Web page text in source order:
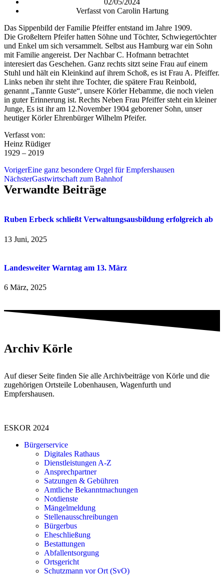
02/05/2024
Verfasst von Carolin Hartung
Das Sippenbild der Familie Pfeiffer entstand im Jahre 1909.
Die Großeltern Pfeifer hatten Söhne und Töchter, Schwiegertöchter
und Enkel um sich versammelt. Selbst aus Hamburg war ein Sohn
mit Familie angereist. Der Nachbar C. Hofmann betrachtet
interesiert das Geschehen. Ganz rechts sitzt seine Frau auf einem
Stuhl und hält ein Kleinkind auf ihrem Schoß, es ist Frau A. Pfeiffer.
Links neben ihr steht ihre Tochter, die spätere Frau Reinbold,
genannt „Tannte Guste“, unsere Körler Hebamme, die noch vielen
in guter Erinnerung ist. Rechts Neben Frau Pfeiffer steht ein kleiner
Junge, Es ist ihr am 12.November 1904 geborener Sohn, unser
heutiger Körler Ehrenbürger Wilhelm Pfeifer.
Verfasst von:
Heinz Rüdiger
1929 – 2019
VorigerEine ganz besondere Orgel für Empfershausen
NächsterGastwirtschaft zum Bahnhof
Verwandte Beiträge
Ruben Erbeck schließt Verwaltungsausbildung erfolgreich ab
13 Juni, 2025
Landesweiter Warntag am 13. März
6 März, 2025
Archiv Körle
Auf dieser Seite finden Sie alle Archivbeiträge von Körle und die
zugehörigen Ortsteile Lobenhausen, Wagenfurth und
Empfershausen.
ESKOR 2024
Bürgerservice
Digitales Rathaus
Dienstleistungen A-Z
Ansprechpartner
Satzungen & Gebühren
Amtliche Bekanntmachungen
Notdienste
Mängelmeldung
Stellenausschreibungen
Bürgerbus
Eheschließung
Bestattungen
Abfallentsorgung
Ortsgericht
Schutzmann vor Ort (SvO)